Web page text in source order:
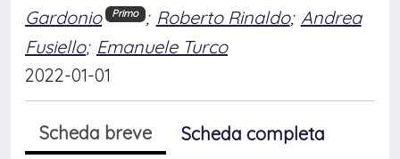
Gardonio
Primo ; Roberto Rinaldo; Andrea
Fusiello; Emanuele Turco
2022-01-01
Scheda breve
Scheda completa